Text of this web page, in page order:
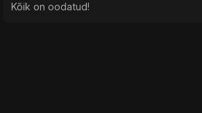
Kõik on oodatud!